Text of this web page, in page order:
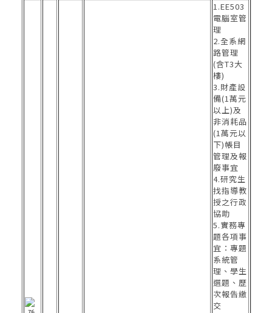
1.EE503
電腦室管
理
2.全系網
路管理
(含T3大
樓)
3.財產設
備(1萬元
以上)及
非消耗品
(1萬元以
下)帳目
管理及報
廢事宜
4.研究生
找指導教
授之行政
協助
5.實務專
題各項事
宜：專題
系統管
理、學生
選題、歷
次報告繳
交